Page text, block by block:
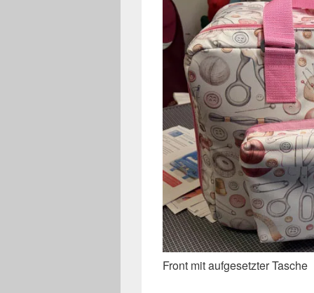
Front mit aufgesetzter Tasche